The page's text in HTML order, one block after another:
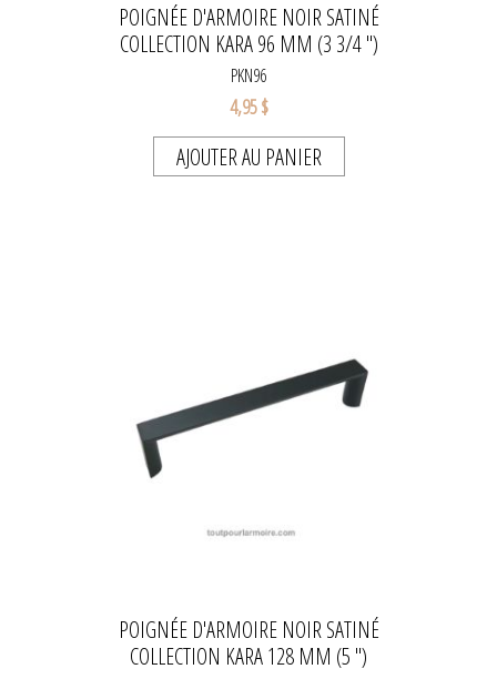
POIGNÉE D'ARMOIRE NOIR SATINÉ
COLLECTION KARA 96 MM (3 3/4 ")
PKN96
4,95 $
AJOUTER AU PANIER
POIGNÉE D'ARMOIRE NOIR SATINÉ
COLLECTION KARA 128 MM (5 ")